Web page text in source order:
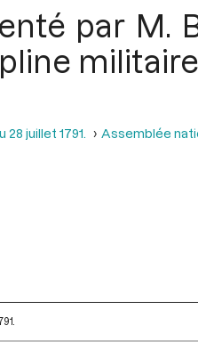
par M.
28 juillet 1791. Assemblée